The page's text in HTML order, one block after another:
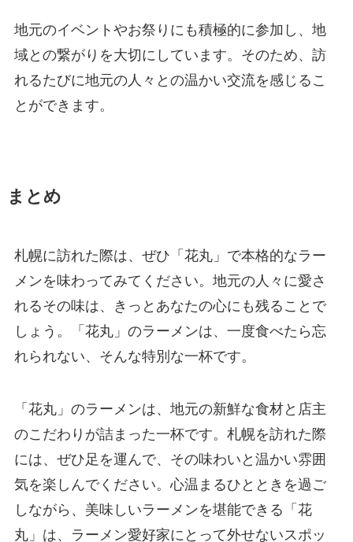
地元のイベントやお祭りにも積極的に参加し、地
域との繋がりを大切にしています。そのため、訪
れるたびに地元の人々との温かい交流を感じるこ
とができます。
まとめ
札幌に訪れた際は、ぜひ「花丸」で本格的なラー
メンを味わってみてください。地元の人々に愛さ
れるその味は、きっとあなたの心にも残ることで
しょう。「花丸」のラーメンは、一度食べたら忘
れられない、そんな特別な一杯です。
「花丸」のラーメンは、地元の新鮮な食材と店主
のこだわりが詰まった一杯です。札幌を訪れた際
には、ぜひ足を運んで、その味わいと温かい雰囲
気を楽しんでください。心温まるひとときを過ご
しながら、美味しいラーメンを堪能できる「花
丸」は、ラーメン愛好家にとって外せないスポッ